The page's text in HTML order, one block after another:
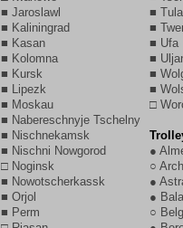
■ Jaroslawl
■ Kaliningrad
■ Kasan
■ Kolomna
■ Kursk
■ Lipezk
■ Moskau
■ Nabereschnyje Tschelny
■ Nischnekamsk
■ Nischni Nowgorod
□ Noginsk
■ Nowotscherkassk
■ Orjol
■ Perm
■ Tula
■
■ Ufa
■
■
■
□
●
○
●
●
○